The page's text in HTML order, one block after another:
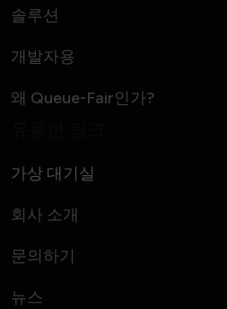
솔루션
개발자용
왜 Queue-Fair인가?
가상 대기실
회사 소개
문의하기
뉴스